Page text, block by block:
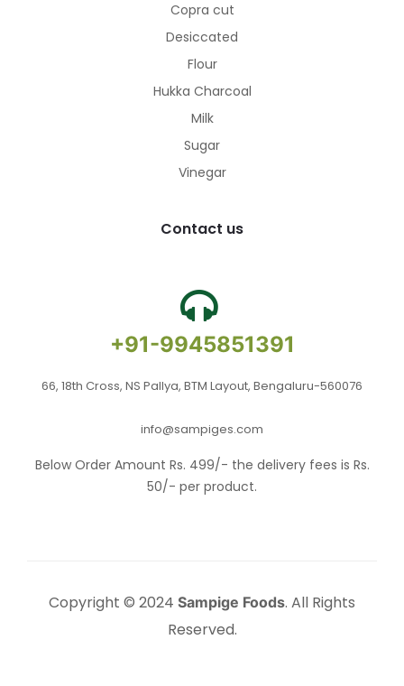
Copra cut
Desiccated
Flour
Hukka Charcoal
Milk
Sugar
Vinegar
Contact us
+91-9945851391
66, 18th Cross, NS Pallya, BTM Layout, Bengaluru-560076
info@sampiges.com
Below Order Amount Rs. 499/- the delivery fees is Rs.
50/- per product.
Copyright © 2024 Sampige Foods. All Rights
Reserved.